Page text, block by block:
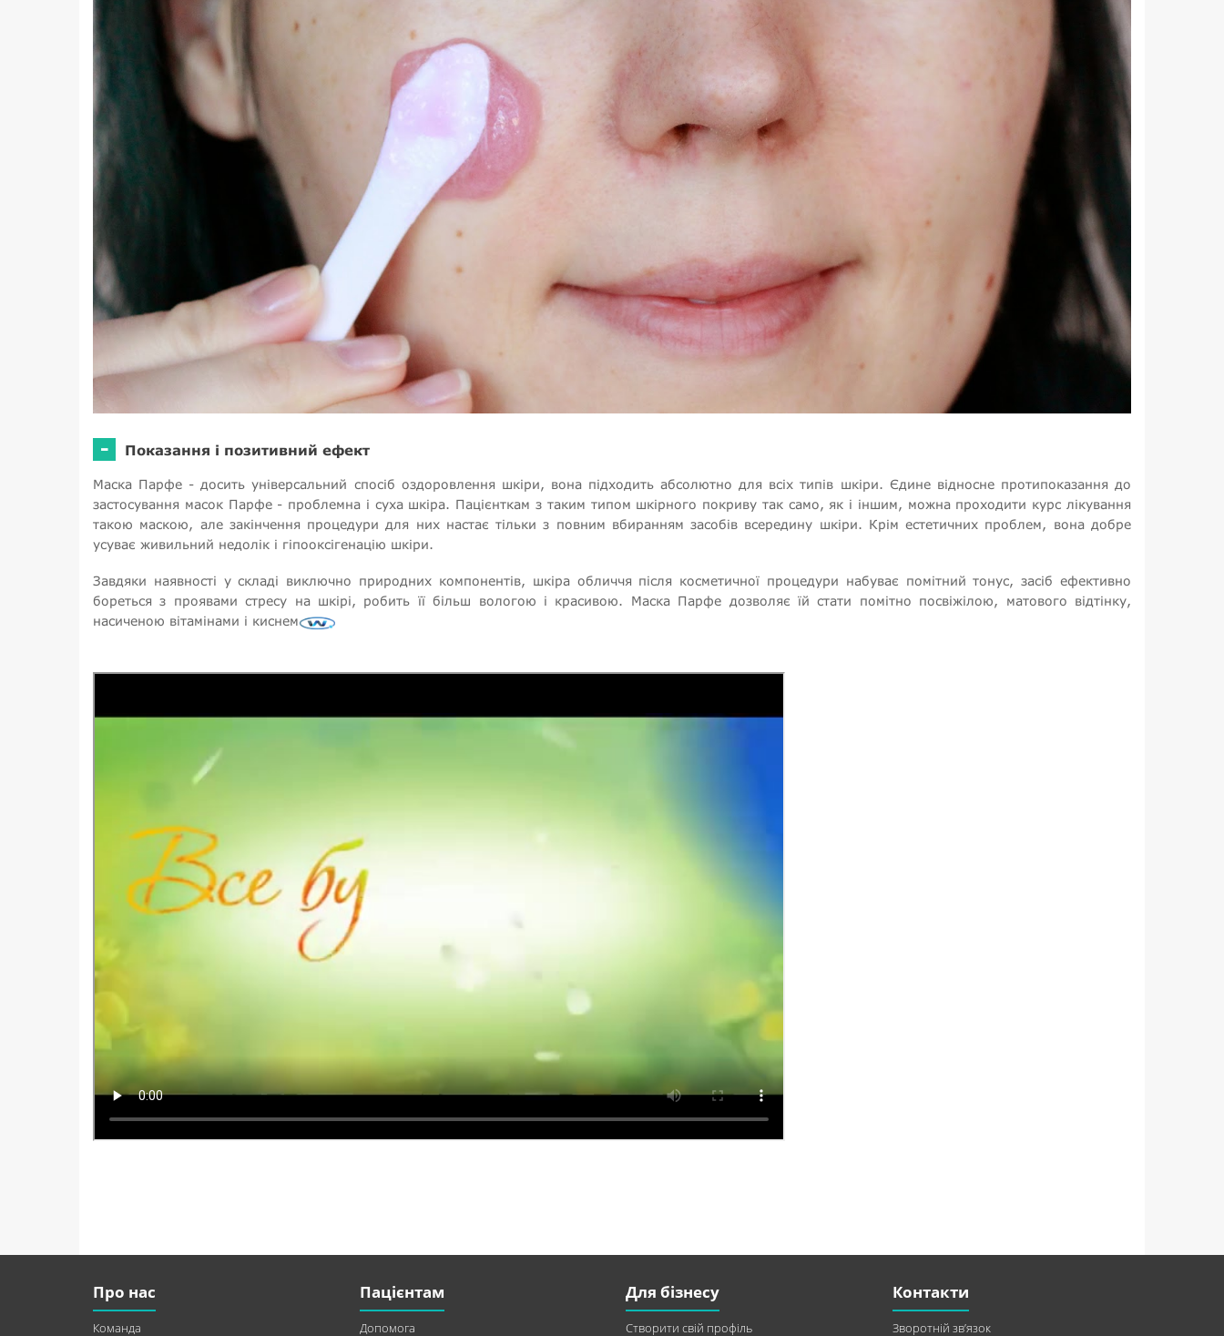
- Показання і позитивний ефект
Маска Парфе - досить універсальний спосіб оздоровлення шкіри, вона підходить абсолютно для всіх типів шкіри. Єдине відносне протипоказання до
застосування масок Парфе - проблемна і суха шкіра. Пацієнткам з таким типом шкірного покриву так само, як і іншим, можна проходити курс лікування
такою маскою, але закінчення процедури для них настає тільки з повним вбиранням засобів всередину шкіри. Крім естетичних проблем, вона добре
усуває живильний недолік і гіпооксігенацію шкіри.
Завдяки наявності у складі виключно природних компонентів, шкіра обличчя після косметичної процедури набуває помітний тонус, засіб ефективно
бореться з проявами стресу на шкірі, робить її більш вологою і красивою. Маска Парфе дозволяє їй стати помітно посвіжілою, матового відтінку,
насиченою вітамінами і киснем
Про нас
Команда
Пацієнтам
Допомога
Для бізнесу
Створити свій профіль
Контакти
Зворотній зв’язок